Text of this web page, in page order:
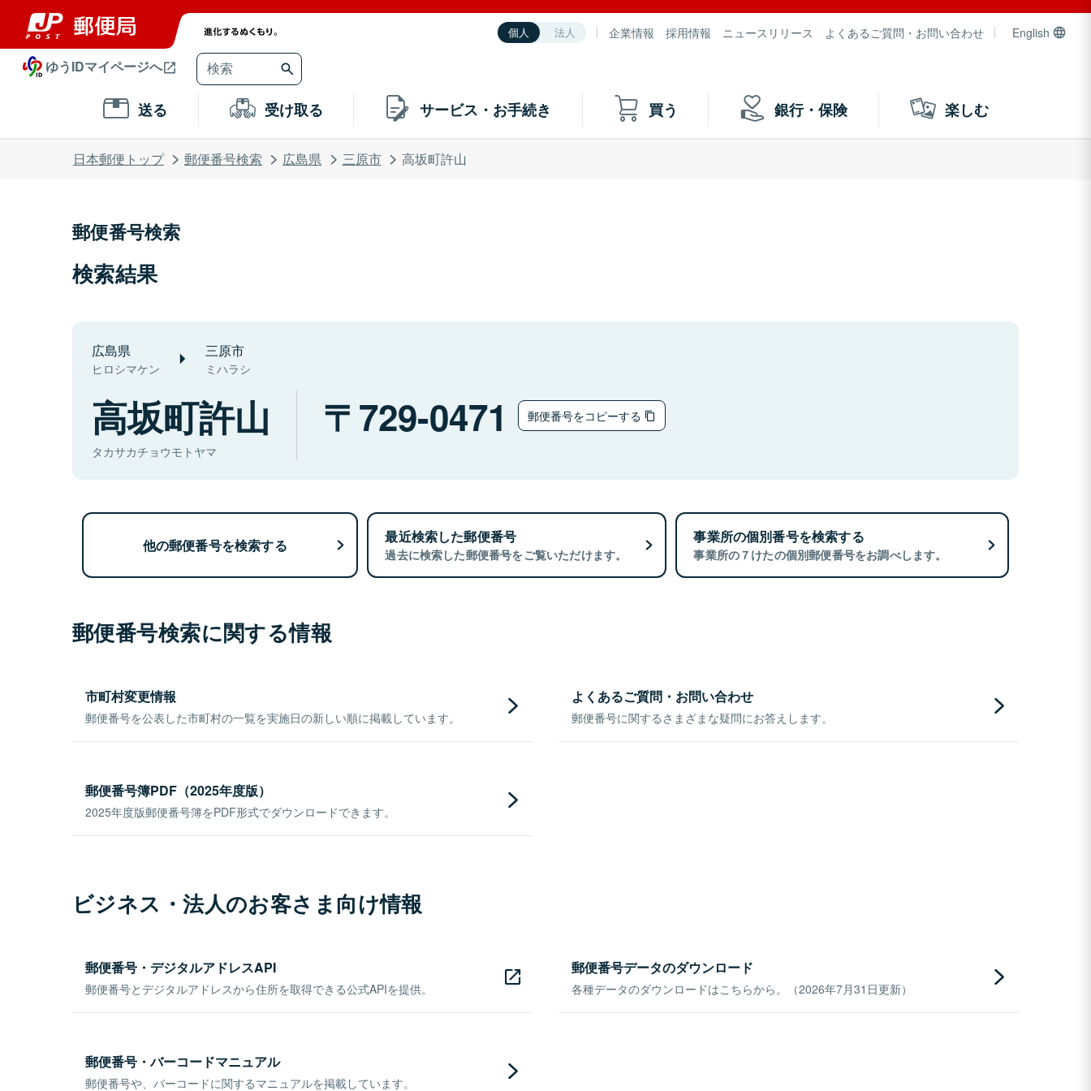
個人 法人 企業情報 採用情報 ニュースリリース よくあるご質問・お問い合わせ English
ゆうIDマイページへ
送る 受け取る サービス・お手続き 買う 銀行・保険 楽しむ
日本郵便トップ 郵便番号検索 広島県 三原市 高坂町許山
郵便番号検索
検索結果
広島県
ヒロシマケン
三原市
ミハラシ
高坂町許山
タカサカチョウモトヤマ
729-0471 郵便番号をコピーする
他の郵便番号を検索する 最近検索した郵便番号
過去に検索した郵便番号をご覧いただけます。
事業所の個別番号を検索する
事業所の７けたの個別郵便番号をお調べします。
郵便番号検索に関する情報
市町村変更情報
郵便番号を公表した市町村の一覧を実施日の新しい順に掲載しています。
よくあるご質問・お問い合わせ
郵便番号に関するさまざまな疑問にお答えします。
郵便番号簿PDF（2025年度版）
2025年度版郵便番号簿をPDF形式でダウンロードできます。
ビジネス・法人のお客さま向け情報
郵便番号・デジタルアドレスAPI
郵便番号とデジタルアドレスから住所を取得できる公式APIを提供。
郵便番号データのダウンロード
各種データのダウンロードはこちらから。（2026年7月31日更新）
郵便番号・バーコードマニュアル
郵便番号や、バーコードに関するマニュアルを掲載しています。